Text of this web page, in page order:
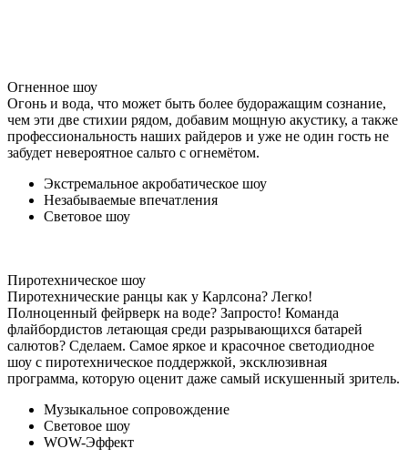
Огненное шоу
Огонь и вода, что может быть более будоражащим сознание,
чем эти две стихии рядом, добавим мощную акустику, а также
профессиональность наших райдеров и уже не один гость не
забудет невероятное сальто с огнемётом.
Экстремальное акробатическое шоу
Незабываемые впечатления
Световое шоу
Пиротехническое шоу
Пиротехнические ранцы как у Карлсона? Легко!
Полноценный фейрверк на воде? Запросто! Команда
флайбордистов летающая среди разрывающихся батарей
салютов? Сделаем. Самое яркое и красочное светодиодное
шоу с пиротехническое поддержкой, эксклюзивная
программа, которую оценит даже самый искушенный зритель.
Музыкальное сопровождение
Световое шоу
WOW-Эффект